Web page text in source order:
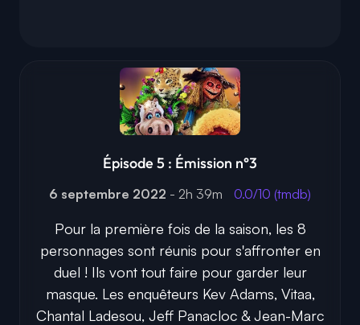
Épisode 5 : Émission n°3
6 septembre 2022 - 2h 39m 0.0/10 (tmdb)
Pour la première fois de la saison, les 8
personnages sont réunis pour s'affronter en
duel ! Ils vont tout faire pour garder leur
masque. Les enquêteurs Kev Adams, Vitaa,
Chantal Ladesou, Jeff Panacloc & Jean-Marc